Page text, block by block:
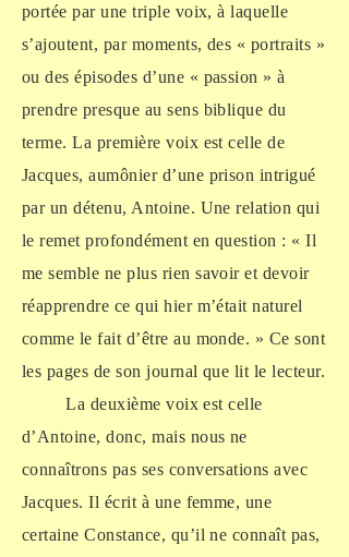
portée par une triple voix, à laquelle
s’ajoutent, par moments, des « portraits »
ou des épisodes d’une « passion » à
prendre presque au sens biblique du
terme. La première voix est celle de
Jacques, aumônier d’une prison intrigué
par un détenu, Antoine. Une relation qui
le remet profondément en question : « Il
me semble ne plus rien savoir et devoir
réapprendre ce qui hier m’était naturel
comme le fait d’être au monde. » Ce sont
les pages de son journal que lit le lecteur.
La deuxième voix est celle
d’Antoine, donc, mais nous ne
connaîtrons pas ses conversations avec
Jacques. Il écrit à une femme, une
certaine Constance, qu’il ne connaît pas,